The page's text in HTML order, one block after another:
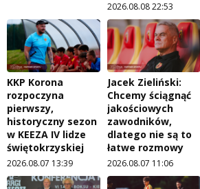
2026.08.08 22:53
KKP Korona
rozpoczyna
pierwszy,
historyczny sezon
w KEEZA IV lidze
świętokrzyskiej
2026.08.07 13:39
Jacek Zieliński:
Chcemy ściągnąć
jakościowych
zawodników,
dlatego nie są to
łatwe rozmowy
2026.08.07 11:06